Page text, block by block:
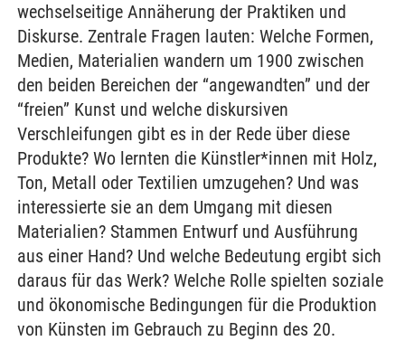
wechselseitige Annäherung der Praktiken und
Diskurse. Zentrale Fragen lauten: Welche Formen,
Medien, Materialien wandern um 1900 zwischen
den beiden Bereichen der “angewandten” und der
“freien” Kunst und welche diskursiven
Verschleifungen gibt es in der Rede über diese
Produkte? Wo lernten die Künstler*innen mit Holz,
Ton, Metall oder Textilien umzugehen? Und was
interessierte sie an dem Umgang mit diesen
Materialien? Stammen Entwurf und Ausführung
aus einer Hand? Und welche Bedeutung ergibt sich
daraus für das Werk? Welche Rolle spielten soziale
und ökonomische Bedingungen für die Produktion
von Künsten im Gebrauch zu Beginn des 20.